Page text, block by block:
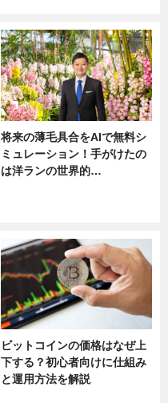
将来の薄毛具合をAIで無料シ
ミュレーション！手がけたの
は洋ランの世界的…
ビットコインの価格はなぜ上
下する？初心者向けに仕組み
と運用方法を解説